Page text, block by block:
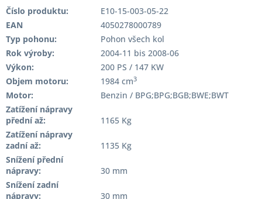
Číslo produktu:
E10-15-003-05-22
EAN
4050278000789
Typ pohonu:
Pohon všech kol
Rok výroby:
2004-11 bis 2008-06
Výkon:
200 PS / 147 KW
Objem motoru:
1984 cm3
Motor:
Benzin / BPG;BPG;BGB;BWE;BWT
Zatížení nápravy
přední až:
1165 Kg
Zatížení nápravy
zadní až:
1135 Kg
Snížení přední
nápravy:
30 mm
Snížení zadní
nápravy:
30 mm